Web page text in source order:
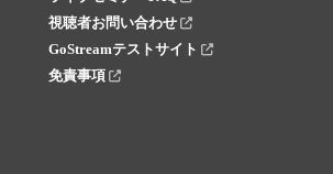
視聴者お問い合わせ
GoStreamテストサイト
免責事項